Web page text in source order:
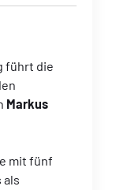
führt die
Markus
mit fünf
als